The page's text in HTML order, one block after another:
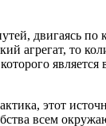
двигаясь по
агрегат, то
является
этот
всем